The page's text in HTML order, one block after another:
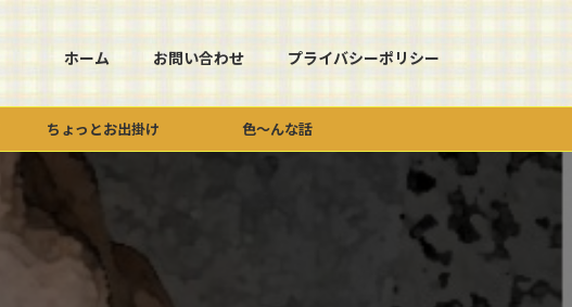
ホーム お問い合わせ プライバシーポリシー
ちょっとお出掛け 色～んな話